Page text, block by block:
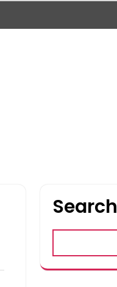
Search